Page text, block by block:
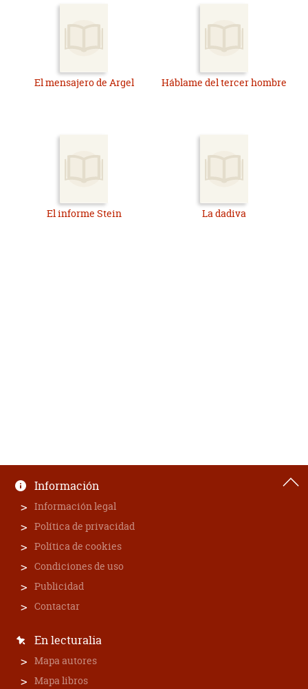
El mensajero de Argel Háblame del tercer hombre
El informe Stein La dadiva
Información
Información legal
Política de privacidad
Política de cookies
Condiciones de uso
Publicidad
Contactar
En lecturalia
Mapa autores
Mapa libros